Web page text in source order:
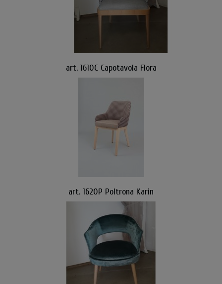
art. 1610C Capotavola Flora
art. 1620P Poltrona Karin